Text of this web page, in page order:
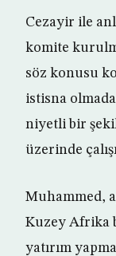
Cezayir ile
komite
söz konusu
istisna
niyetli bir
üzerinde
Muhammed,
Kuzey Afrika
yatırım